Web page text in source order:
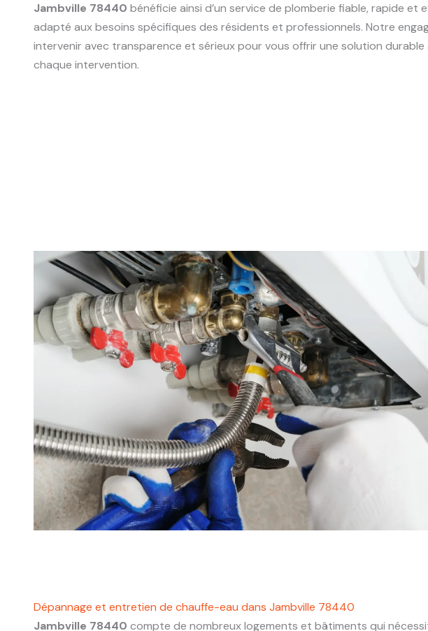
Jambville 78440 bénéficie ainsi d’un service de plomberie fiable, rapide et
adapté aux besoins spécifiques des résidents et professionnels. Notre
intervenir avec transparence et sérieux pour vous offrir une solution durable
chaque intervention.
Dépannage et entretien de chauffe-eau dans Jambville 78440
Jambville 78440 compte de nombreux logements et bâtiments qui